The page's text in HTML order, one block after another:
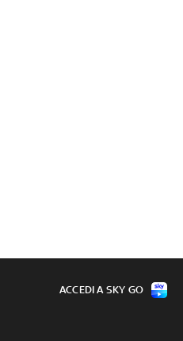
ACCEDI A SKY GO